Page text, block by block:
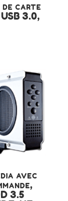
carte
3.0,
avec
3.5